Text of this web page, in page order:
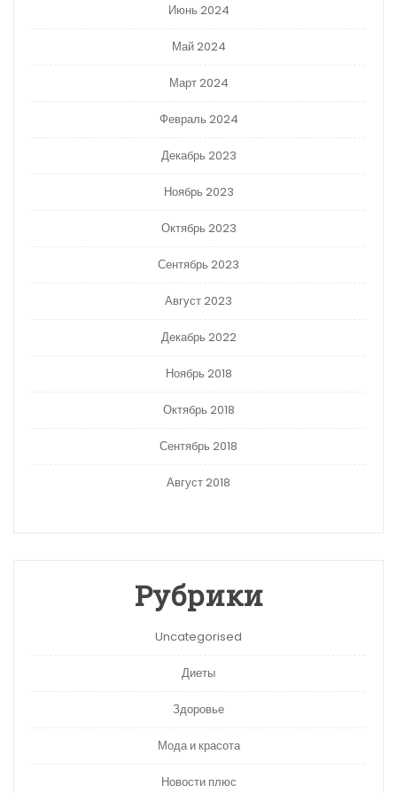
Июнь 2024
Май 2024
Март 2024
Февраль 2024
Декабрь 2023
Ноябрь 2023
Октябрь 2023
Сентябрь 2023
Август 2023
Декабрь 2022
Ноябрь 2018
Октябрь 2018
Сентябрь 2018
Август 2018
Рубрики
Uncategorised
Диеты
Здоровье
Мода и красота
Новости плюс